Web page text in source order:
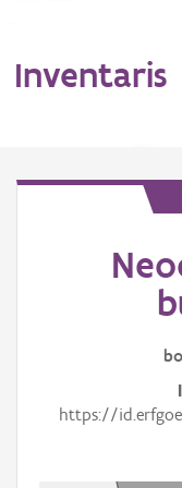
Inventaris
https://